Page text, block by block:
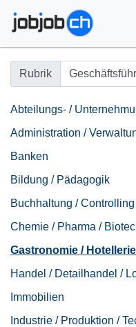
Rubrik
Abteilungs- /
Administration /
Banken
Bildung / Pädagogik
Buchhaltung /
Chemie / Pharma /
Gastronomie /
Handel / Detailhandel /
Immobilien
Industrie / Produktion /